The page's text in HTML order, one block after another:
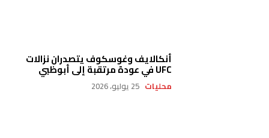
أنكالايف وغوسكوف يتصدران نزالات
UFC في عودة مرتقبة إلى أبوظبي
محليات 25 يوليو، 2026